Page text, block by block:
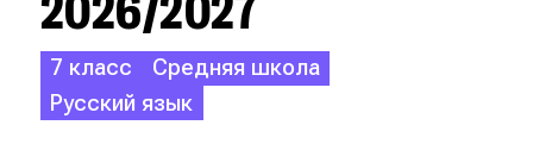
7 класс
Средняя школа
Русский язык